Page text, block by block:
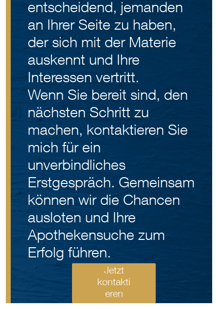
entscheidend, jemanden
an Ihrer Seite zu haben,
der sich mit der Materie
auskennt und Ihre
Interessen vertritt.
Wenn Sie bereit sind, den
nächsten Schritt zu
machen, kontaktieren Sie
mich für ein
unverbindliches
Erstgespräch. Gemeinsam
können wir die Chancen
ausloten und Ihre
Apothekensuche zum
Erfolg führen.
Jetzt
kontakti
eren